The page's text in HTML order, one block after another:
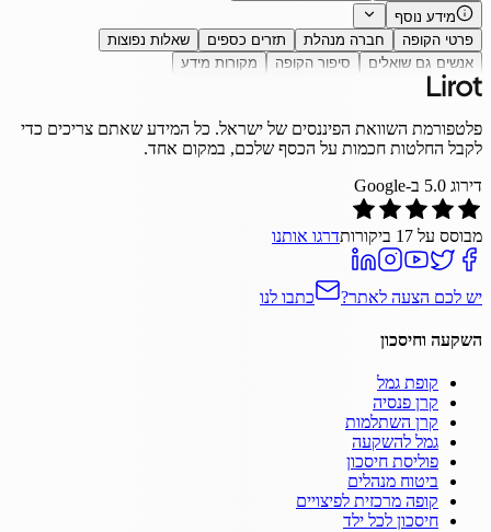
מידע נוסף
פרטי הקופה
חברה מנהלת תזרים כספים
שאלות נפוצות
אנשים גם שואלים
סיפור הקופה מקורות מידע
פלטפורמת השוואת הפיננסים של ישראל. כל המידע שאתם צריכים כדי
לקבל החלטות חכמות על הכסף שלכם, במקום אחד.
דירוג 5.0 ב-Google
מבוסס על 17 ביקורותדרגו אותנו
יש לכם הצעה לאתר? כתבו לנו
השקעה וחיסכון
קופת גמל
קרן פנסיה
קרן השתלמות
גמל להשקעה
פוליסת חיסכון
ביטוח מנהלים
קופה מרכזית לפיצויים
חיסכון לכל ילד